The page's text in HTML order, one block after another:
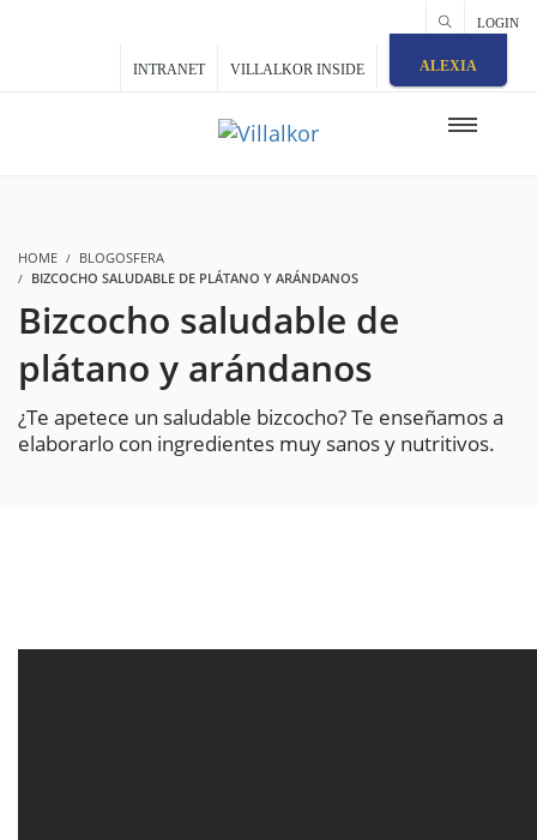
LOGIN
INTRANET VILLALKOR INSIDE ALEXIA
HOME
BLOGOSFERA
BIZCOCHO SALUDABLE DE PLÁTANO Y ARÁNDANOS
Bizcocho saludable de
plátano y arándanos
¿Te apetece un saludable bizcocho? Te enseñamos a
elaborarlo con ingredientes muy sanos y nutritivos.